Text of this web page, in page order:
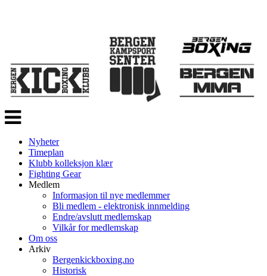
Veksle
navigasjon
Nyheter
Timeplan
Klubb kolleksjon klær
Fighting Gear
Medlem
Informasjon til nye medlemmer
Bli medlem - elektronisk innmelding
Endre/avslutt medlemskap
Vilkår for medlemskap
Om oss
Arkiv
Bergenkickboxing.no
Historisk